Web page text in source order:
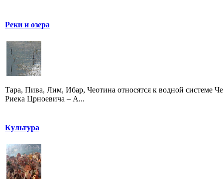
Реки и озера
Тара, Пива, Лим, Ибар, Чеотина относятся к водной системе
Риека Црноевича – А...
Культура